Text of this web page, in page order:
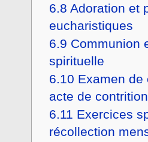
6.8 Adoration et
eucharistiques
6.9 Communion
spirituelle
6.10 Examen de
acte de contrition
6.11 Exercices
récollection